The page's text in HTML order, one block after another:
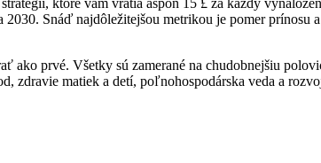
ktoré vám vrátia aspoň 15 £ za každý
Snáď najdôležitejšou metrikou je pomer
ako prvé. Všetky sú zamerané na chudobnejšiu
matiek a detí, poľnohospodárska veda a